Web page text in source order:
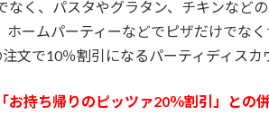
なく、パスタやグラタン、チキンなど
ホームパーティーなどでピザだけでな
文で10％割引になるパーティディスカ
お持ち帰りのピッツァ20％割引」との